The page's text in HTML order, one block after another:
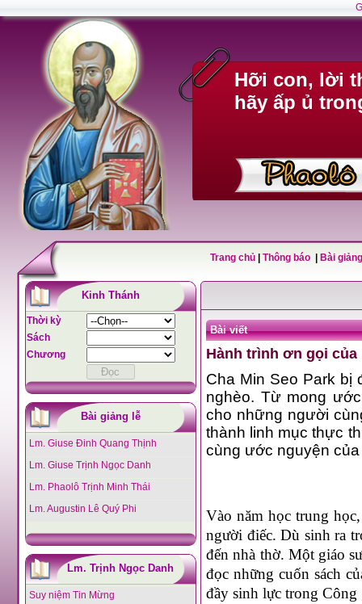
Hỡi con, lời
hãy ấp ủ
Trang chủ Thông báo Bài
Kinh Thánh
Thời kỳ
Sách
Chương
Bài giảng lễ
Lm. Giuse Đinh Quang Thịnh
Lm. Giuse Trịnh Ngọc Danh
Lm. Phaolô Trịnh Minh Thái
Lm. Augustin Lê Quý Phi
Lm. Trịnh Ngọc Danh
Suy niệm Tin Mừng
Bài viết
Hành trình ơn gọi
Cha Min Seo Park bị
nghèo. Từ mong
cho những người
thành linh mục thực
cùng ước nguyện
Vào năm học trung
người điếc. Dù sinh ra
đến nhà thờ. Một giáo
đọc những cuốn sách
đầy sinh lực trong Công